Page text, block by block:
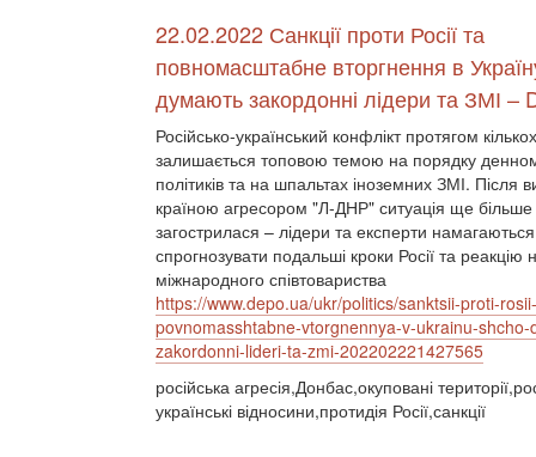
22.02.2022 Санкції проти Росії та
повномасштабне вторгнення в
думають закордонні лідери та ЗМІ –
Російсько-український конфлікт протягом
залишається топовою темою на порядку
політиків та на шпальтах іноземних ЗМІ. Після
країною агресором "Л-ДНР" ситуація ще більше
загострилася – лідери та експерти намагаються
спрогнозувати подальші кроки Росії та реакцію
міжнародного співтовариства
https://www.depo.ua/ukr/politics/sanktsii-proti-
povnomasshtabne-vtorgnennya-v-ukrainu-shcho-
zakordonni-lideri-ta-zmi-202202221427565
російська агресія,Донбас,окуповані
українські відносини,протидія Росії,санкції